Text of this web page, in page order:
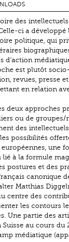
des
ci a
politique, qui
est plutôt socio-
revues, presse
en relation
deux approches
ou de groupes/
des
possibilités
une
à la formule
postures et des
canonique
Matthias
centre des
les contours
Une partie des
au cours du
médiatique